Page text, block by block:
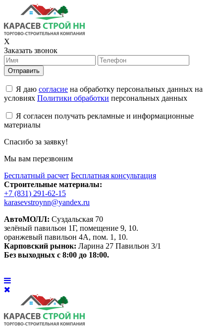
X
Заказать звонок
Отправить
Я даю согласие на обработку персональных данных на
условиях Политики обработки персональных данных
Я согласен получать рекламные и информационные
материалы
Спасибо за заявку!
Мы вам перезвоним
Бесплатный расчет Бесплатная консультация
Строительные материалы:
+7 (831) 291-62-15
karasevstroynn@yandex.ru
АвтоМОЛЛ: Суздальская 70
зелёный павильон 1Г, помещение 9, 10.
оранжевый павильон 4А, пом. 1, 10.
Карповский рынок: Ларина 27 Павильон 3/1
Без выходных с 8:00 до 18:00.